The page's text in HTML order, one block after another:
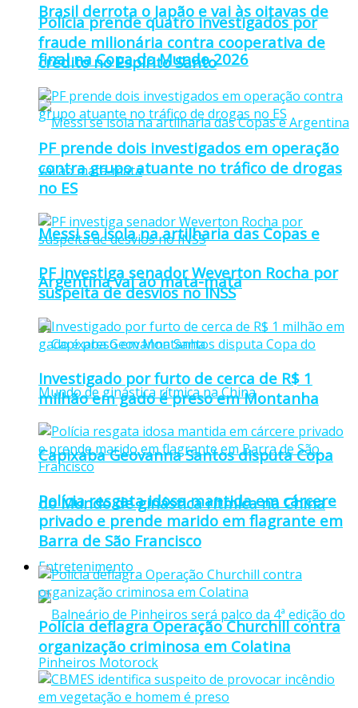
Brasil derrota o Japão e vai às oitavas de
final na Copa do Mundo 2026
Messi se isola na artilharia das Copas e
Argentina vai ao mata-mata
Capixaba Geovanna Santos disputa Copa
do Mundo de ginástica rítmica na China
Entretenimento
Polícia prende quatro investigados por
fraude milionária contra cooperativa de
crédito no Espírito Santo
PF prende dois investigados em operação
contra grupo atuante no tráfico de drogas
no ES
PF investiga senador Weverton Rocha por
suspeita de desvios no INSS
Investigado por furto de cerca de R$ 1
milhão em gado é preso em Montanha
Polícia resgata idosa mantida em cárcere
privado e prende marido em flagrante em
Barra de São Francisco
Polícia deflagra Operação Churchill contra
organização criminosa em Colatina